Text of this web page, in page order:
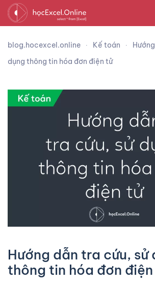
blog.hocexcel.online Kế toán
dụng thông tin hóa đơn điện tử
Hướng dẫn tra cứu, sử
thông tin hóa đơn